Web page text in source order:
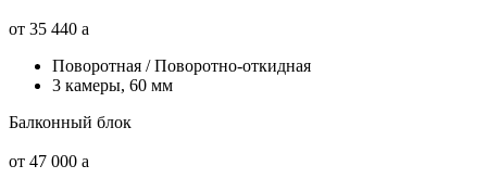
от 35 440 a
Поворотная / Поворотно-откидная
3 камеры, 60 мм
Балконный блок
от 47 000 a